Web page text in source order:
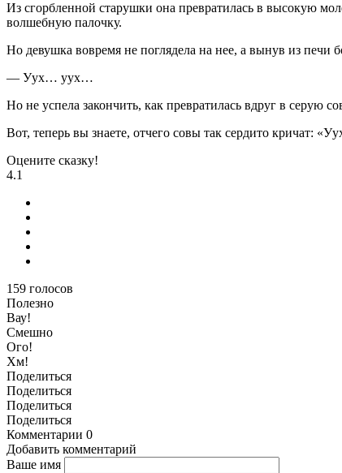
Из сгорбленной старушки она превратилась в высокую
волшебную палочку.
Но девушка вовремя не поглядела на нее, а вынув из печи
— Уух… уух…
Но не успела закончить, как превратилась вдруг в серую
Вот, теперь вы знаете, отчего совы так сердито кричат:
Оцените сказку!
4.1
159 голосов
Полезно
Вау!
Смешно
Ого!
Хм!
Поделиться
Поделиться
Поделиться
Поделиться
Комментарии 0
Добавить комментарий
Ваше имя